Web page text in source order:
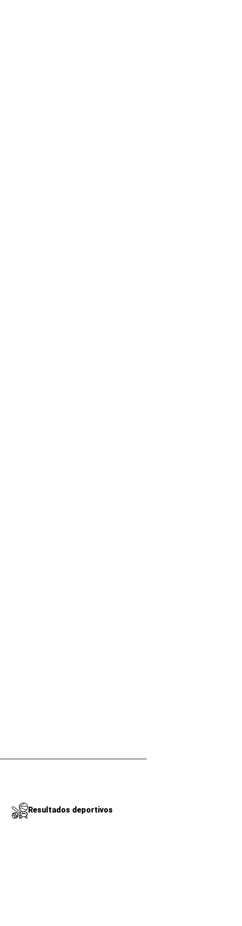
Resultados deportivos